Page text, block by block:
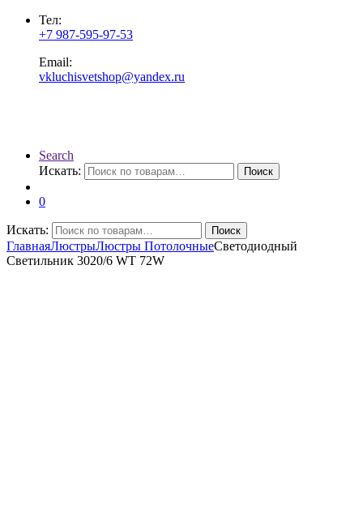
Тел:
+7 987-595-97-53
Email:
vkluchisvetshop@yandex.ru
Search
Искать:
Поиск
0
Искать: Поиск
ГлавнаяЛюстрыЛюстры ПотолочныеСветодиодный
Светильник 3020/6 WT 72W